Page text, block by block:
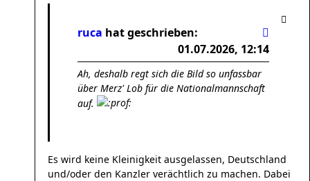
ruca hat geschrieben:
01.07.2026, 12:14
Ah, deshalb regt sich die Bild so unfassbar
über Merz' Lob für die Nationalmannschaft
auf.
Es wird keine Kleinigkeit ausgelassen, Deutschland
und/oder den Kanzler verächtlich zu machen. Dabei